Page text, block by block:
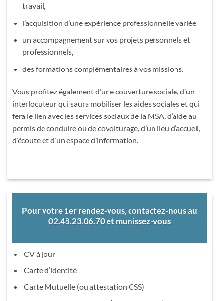
travail,
l’acquisition d’une expérience professionnelle variée,
un accompagnement sur vos projets personnels et
professionnels,
des formations complémentaires à vos missions.
Vous profitez également d’une couverture sociale, d’un
interlocuteur qui saura mobiliser les aides sociales et qui
fera le lien avec les services sociaux de la MSA, d’aide au
permis de conduire ou de covoiturage, d’un lieu d’accueil,
d’écoute et d’un espace d’information.
Pour votre 1er rendez-vous, contactez-nous au
02.48.23.06.70 et munissez-vous
CV à jour
Carte d’identité
Carte Mutuelle (ou attestation CSS)